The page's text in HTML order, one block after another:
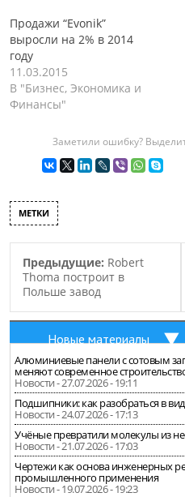
Продажи “Evonik”
выросли на 2% в 2014
году
11.03.2015
В "Бизнес, Экономика и
Финансы"
Заметили ошибку?
МЕТКИ
Предыдущие: Robert
Thoma построит в
Польше завод
Новые материалы
Алюминиевые панели с сотовым
меняют современное
Новости - 27.07.2026 - 19:11
Подшипники: как разобраться в
Новости - 24.07.2026 - 17:13
Учёные превратили молекулы из
Новости - 21.07.2026 - 17:03
Чертежи как основа инженерных
промышленного применения
Новости - 19.07.2026 - 19:23